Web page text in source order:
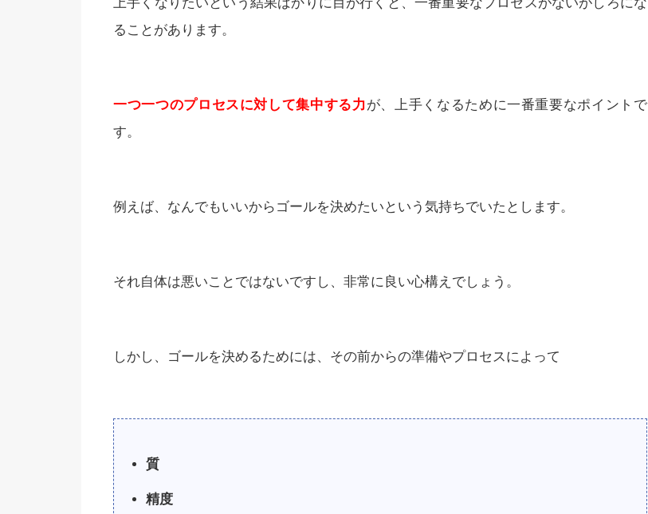
ることがあります。
一つ一つのプロセスに対して集中する力が、上手くなるために一番重要なポイントで
す。
例えば、なんでもいいからゴールを決めたいという気持ちでいたとします。
それ自体は悪いことではないですし、非常に良い心構えでしょう。
しかし、ゴールを決めるためには、その前からの準備やプロセスによって
質
精度